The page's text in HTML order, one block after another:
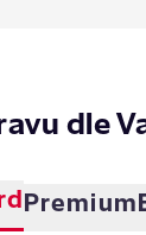
dle
Premium